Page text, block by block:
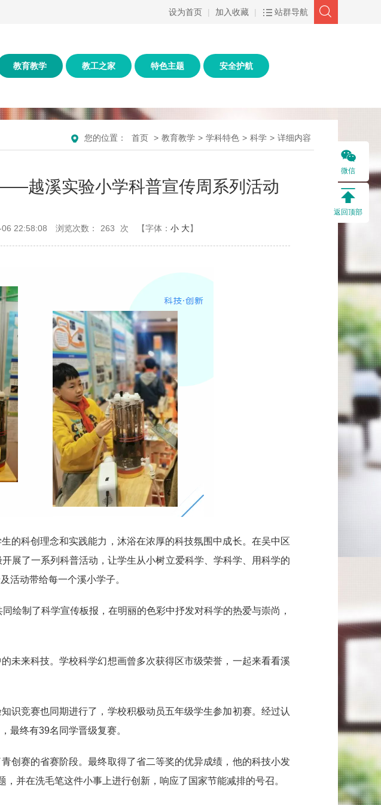
设为首页 | 加入收藏 | 站群导航
教育教学 教工之家 特色主题 安全护航
您的位置： 首页 > 教育教学 > 学科特色 > 科学 > 详细内容
越溪实验小学科普宣传周系列活动
22:58:08 浏览次数： 263 次 【字体： 小 大】
的科创理念和实践能力，沐浴在浓厚的科技氛围中成长。在吴中区
展了一系列科普活动，让学生从小树立爱科学、学科学、用科学的
活动带给每一个溪小学子。
绘制了科学宣传板报，在明丽的色彩中抒发对科学的热爱与崇尚，
未来科技。学校科学幻想画曾多次获得区市级荣誉，一起来看看溪
识竞赛也同期进行了，学校积极动员五年级学生参加初赛。经过认
最终有39名同学晋级复赛。
创赛的省赛阶段。最终取得了省二等奖的优异成绩，他的科技小发
并在洗毛笔这件小事上进行创新，响应了国家节能减排的号召。
微信
返回顶部